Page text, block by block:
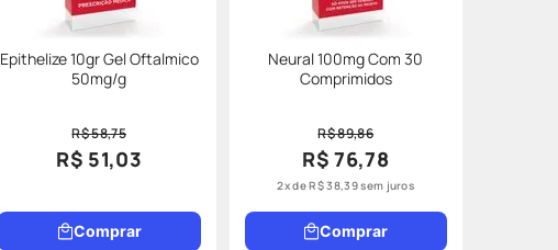
Epithelize 10gr Gel Oftalmico
50mg/g
R$ 58,75
R$ 51,03
Comprar
Neural 100mg Com 30
Comprimidos
R$ 89,86
R$ 76,78
2x deR$38,39sem juros
Comprar